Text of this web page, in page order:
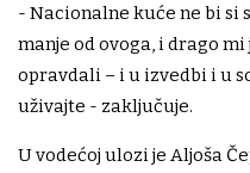
- Nacionalne kuće ne bi
manje od ovoga, i drago
opravdali – i u izvedbi i u
uživajte - zaključuje.
U vodećoj ulozi je Aljoša